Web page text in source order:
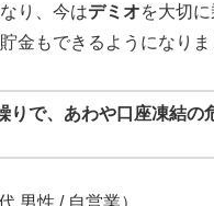
り、今はデミオを大切
金もできるようになりま
で、あわや口座凍結の